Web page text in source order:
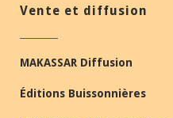
Vente et diffusion
MAKASSAR Diffusion
Éditions Buissonnières